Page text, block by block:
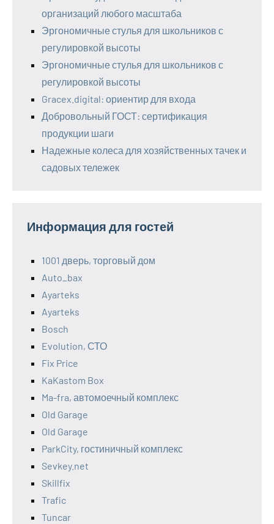
организаций любого масштаба
Эргономичные стулья для школьников с
регулировкой высоты
Эргономичные стулья для школьников с
регулировкой высоты
Gracex.digital: ориентир для входа
Добровольный ГОСТ: сертификация
продукции шаги
Надежные колеса для хозяйственных тачек и
садовых тележек
Информация для гостей
1001 дверь, торговый дом
Auto_bax
Ayarteks
Ayarteks
Bosch
Evolution, СТО
Fix Price
KaKastom Box
Ma-fra, автомоечный комплекс
Old Garage
Old Garage
ParkCity, гостиничный комплекс
Sevkey.net
Skillfix
Trafic
Tuncar